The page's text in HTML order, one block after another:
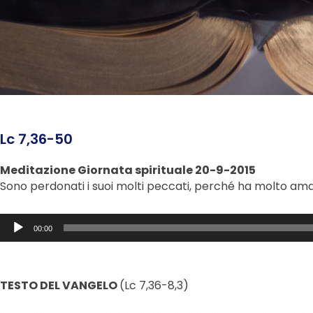
Lc 7,36-50
Meditazione Giornata spirituale 20-9-2015
Sono perdonati i suoi molti peccati, perché ha molto
Audio
Player
00:00
TESTO DEL VANGELO(Lc 7,36-8,3)